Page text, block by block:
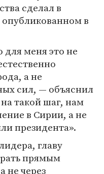
сделал в
опубликованном в
для меня это не
а не
сил, — объяснил
такой шаг, нам
в Сирии, а не
президента».
главу
прямым
не через